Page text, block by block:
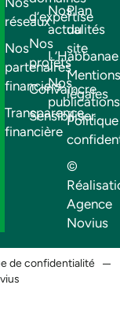
réseaux
Nos
partenaires
financiers
Transparence
financière
d’expertise
Nos
projets
Convaincre
Sensibiliser
Nos
actualités
L’Habbanae
Nos
publications
Plan
du
site
Mentions
légales
©
Agence
Novius
de confidentialité